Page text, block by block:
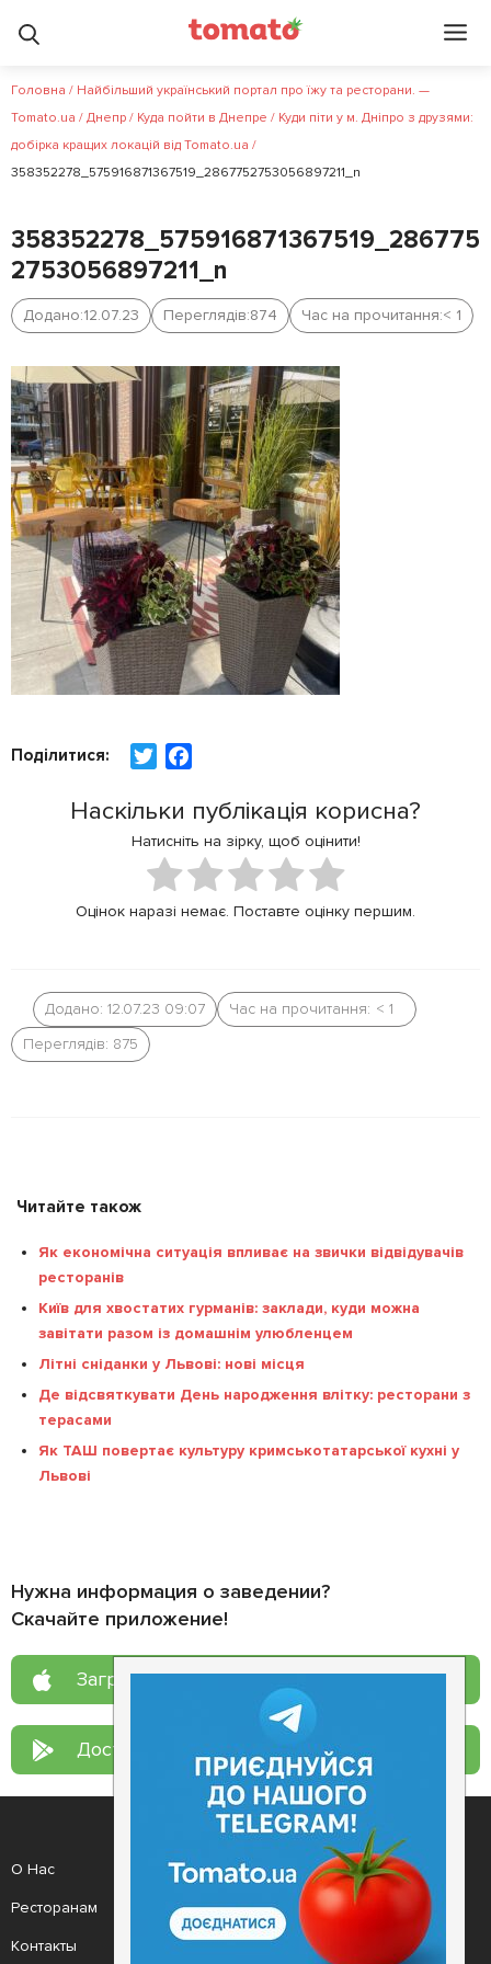
Головна / Найбільший український портал про їжу та ресторани. —
Tomato.ua / Днепр / Куда пойти в Днепре / Куди піти у м. Дніпро з друзями:
добірка кращих локацій від Tomato.ua /
358352278_575916871367519_2867752753056897211_n
358352278_575916871367519_286775
2753056897211_n
Додано:12.07.23 Переглядів:874 Час на прочитання:< 1
Поділитися:
i
t
t
e
r
c
e
b
o
o
Наскільки публікація корисна?
Натисніть на зірку, щоб оцінити!
Оцінок наразі немає. Поставте оцінку першим.
Додано: 12.07.23 09:07 Час на прочитання: < 1
Переглядів: 875
Читайте також
Як економічна ситуація впливає на звички відвідувачів
ресторанів
Київ для хвостатих гурманів: заклади, куди можна
завітати разом із домашнім улюбленцем
Літні сніданки у Львові: нові місця
Де відсвяткувати День народження влітку: ресторани з
терасами
Як ТАШ повертає культуру кримськотатарської кухні у
Львові
Нужна информация о заведении?
Скачайте приложение!
Загрузите в App Store
Доступно в Google Play
О Нас
Ресторанам
Контакты
Рецепт дня
Новости
Анонсы